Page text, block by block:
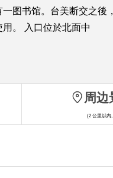
图书馆。台美断交之
。 入口位於北面中
周边
(2 公里以内